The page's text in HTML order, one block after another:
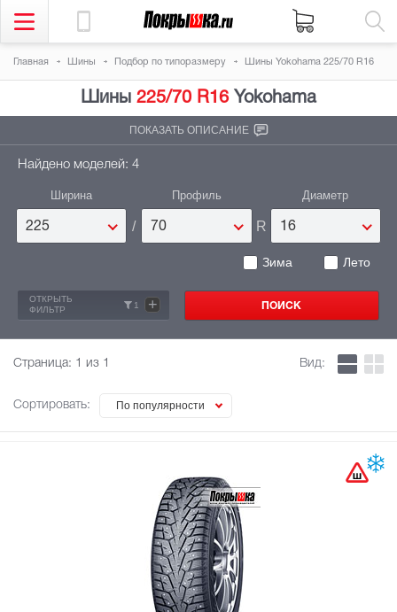
Главная Шины Подбор по типоразмеру Шины Yokohama 225/70 R16
Шины 225/70 R16 Yokohama
ПОКАЗАТЬ ОПИСАНИЕ
Найдено моделей: 4
Ширина
225 /
Профиль
70 R
Диаметр
16
Зима Лето
ОТКРЫТЬ
ФИЛЬТР
1 +
Страница: 1 из 1
Сортировать: По популярности
Вид: